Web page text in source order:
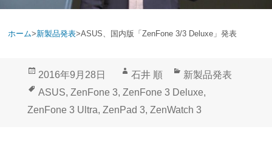
ホーム>新製品発表>ASUS、国内版「ZenFone 3/3 Deluxe」発表
投
稿
日:
2016年9月28日
作
成
者
石井 順
カ
テ
ゴ
新製品発表
タ
グ
ASUS, ZenFone 3, ZenFone 3 Deluxe,
ZenFone 3 Ultra, ZenPad 3, ZenWatch 3